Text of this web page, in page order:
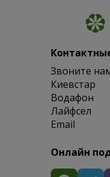
Звоните
Киевстар
Водафон
Лайфсел
Email
Онлайн